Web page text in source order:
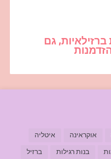
גם
אוקראינה
איטליה
בנות רגילות
ברזיל